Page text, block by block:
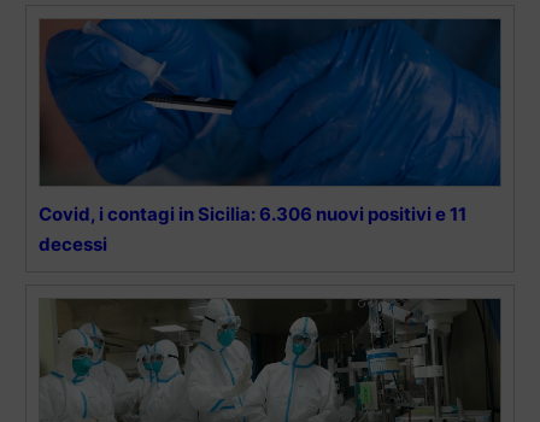
Covid, i contagi in Sicilia: 6.306 nuovi positivi e 11
decessi